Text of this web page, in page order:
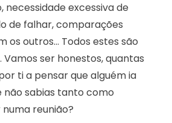
necessidade excessiva de
de falhar, comparações
os outros… Todos estes são
Vamos ser honestos, quantas
ti a pensar que alguém ia
não sabias tanto como
reunião?